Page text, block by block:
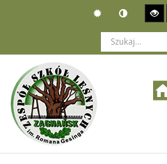
Jesteś tutaj: Ogłoszenia
Nabór na stanowisko -